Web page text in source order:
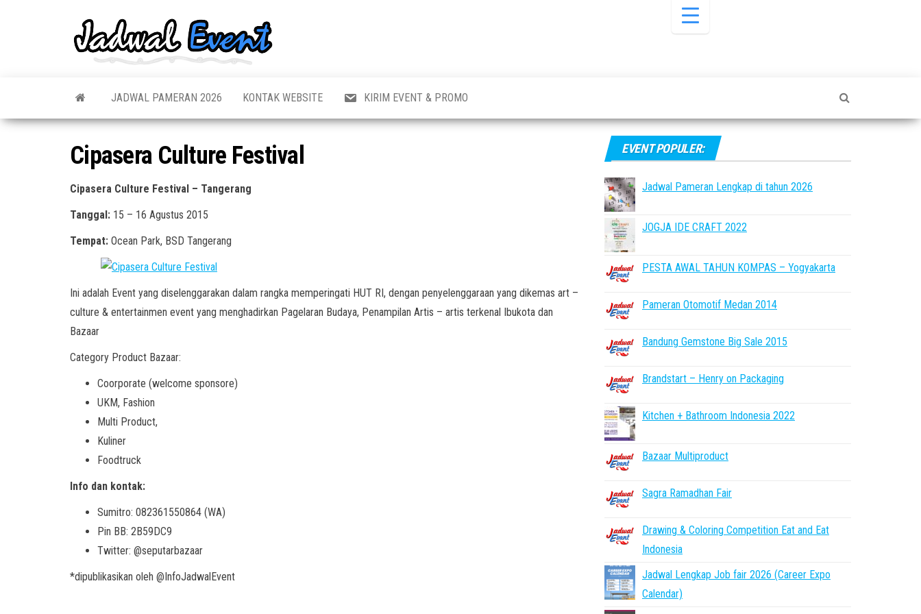
Pameran,
Acara &
Terbaru
Seminar,
Bazaar,
Job Fair,
Lomba dll.
JADWAL PAMERAN 2026 KONTAK WEBSITE KIRIM EVENT & PROMO
Cipasera Culture Festival
Cipasera Culture Festival – Tangerang
Tanggal: 15 – 16 Agustus 2015
Tempat: Ocean Park, BSD Tangerang
Ini adalah Event yang diselenggarakan dalam rangka memperingati HUT RI, dengan penyelenggaraan yang dikemas art –
culture & entertainmen event yang menghadirkan Pagelaran Budaya, Penampilan Artis – artis terkenal Ibukota dan
Bazaar
Category Product Bazaar:
Coorporate (welcome sponsore)
UKM, Fashion
Multi Product,
Kuliner
Foodtruck
Info dan kontak:
Sumitro: 082361550864 (WA)
Pin BB: 2B59DC9
Twitter: @seputarbazaar
*dipublikasikan oleh @InfoJadwalEvent
EVENT POPULER:
Jadwal Pameran Lengkap di tahun 2026
JOGJA IDE CRAFT 2022
PESTA AWAL TAHUN KOMPAS – Yogyakarta
Pameran Otomotif Medan 2014
Bandung Gemstone Big Sale 2015
Brandstart – Henry on Packaging
Kitchen + Bathroom Indonesia 2022
Bazaar Multiproduct
Sagra Ramadhan Fair
Drawing & Coloring Competition Eat and Eat
Indonesia
Jadwal Lengkap Job fair 2026 (Career Expo
Calendar)